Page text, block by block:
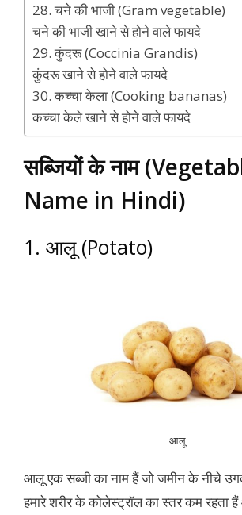
28. चने की भाजी (Gram vegetable)
चने की भाजी खाने से होने वाले फायदे
29. कुंदरू (Coccinia Grandis)
कुंदरू खाने से होने वाले फायदे
30. कच्चा केला (Cooking bananas)
कच्चा केले खाने से होने वाले फायदे
सब्जियों के नाम
Name in Hindi)
1. आलू (Potato)
आलू
आलू एक सब्जी का नाम हैं जो जमीन के नीचे
हमारे शरीर के कोलेस्ट्रॉल का स्तर कम रहता